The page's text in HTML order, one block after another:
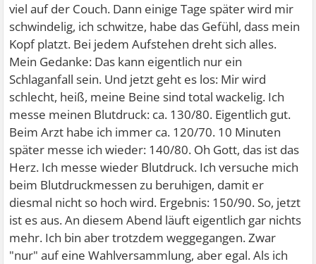
viel auf der Couch. Dann einige Tage später wird mir
schwindelig, ich schwitze, habe das Gefühl, dass mein
Kopf platzt. Bei jedem Aufstehen dreht sich alles.
Mein Gedanke: Das kann eigentlich nur ein
Schlaganfall sein. Und jetzt geht es los: Mir wird
schlecht, heiß, meine Beine sind total wackelig. Ich
messe meinen Blutdruck: ca. 130/80. Eigentlich gut.
Beim Arzt habe ich immer ca. 120/70. 10 Minuten
später messe ich wieder: 140/80. Oh Gott, das ist das
Herz. Ich messe wieder Blutdruck. Ich versuche mich
beim Blutdruckmessen zu beruhigen, damit er
diesmal nicht so hoch wird. Ergebnis: 150/90. So, jetzt
ist es aus. An diesem Abend läuft eigentlich gar nichts
mehr. Ich bin aber trotzdem weggegangen. Zwar
"nur" auf eine Wahlversammlung, aber egal. Als ich